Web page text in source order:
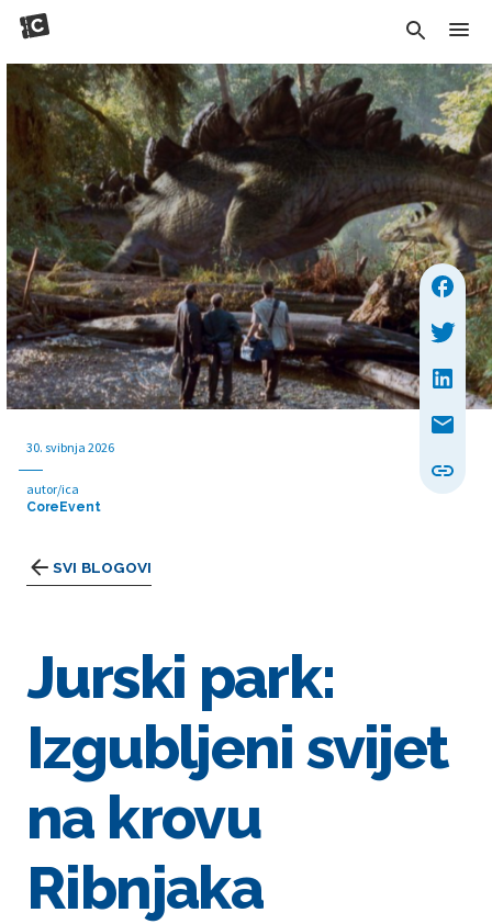
SVI BLOGOVI
30. svibnja 2026
autor/ica
CoreEvent
Jurski park:
Izgubljeni svijet
na krovu
Ribnjaka